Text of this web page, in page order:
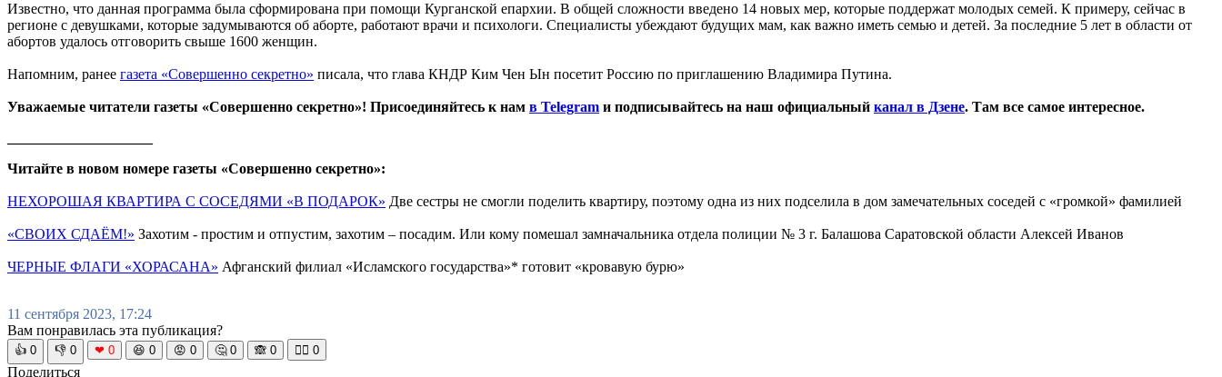
Известно, что данная программа была сформирована при помощи Курганской епархии. В общей сложности введено 14 новых мер, которые поддержат молодых семей. К примеру, сейчас в
регионе с девушками, которые задумываются об аборте, работают врачи и психологи. Специалисты убеждают будущих мам, как важно иметь семью и детей. За последние 5 лет в области от
абортов удалось отговорить свыше 1600 женщин.
Напомним, ранее газета «Совершенно секретно» писала, что глава КНДР Ким Чен Ын посетит Россию по приглашению Владимира Путина.
Уважаемые читатели газеты «Совершенно секретно»! Присоединяйтесь к нам в Telegram и подписывайтесь на наш официальный канал в Дзене. Там все самое интересное.
Читайте в новом номере газеты «Совершенно секретно»:
НЕХОРОШАЯ КВАРТИРА С СОСЕДЯМИ «В ПОДАРОК» Две сестры не смогли поделить квартиру, поэтому одна из них подселила в дом замечательных соседей с «громкой» фамилией
«СВОИХ СДАЁМ!» Захотим - простим и отпустим, захотим – посадим. Или кому помешал замначальника отдела полиции № 3 г. Балашова Саратовской области Алексей Иванов
ЧЕРНЫЕ ФЛАГИ «ХОРАСАНА» Афганский филиал «Исламского государства»* готовит «кровавую бурю»
11 сентября 2023, 17:24
Вам понравилась эта публикация?
👍 0 👎 0 ❤ 0 😆 0 😡 0 🤔 0 🙈 0 🧘‍♀️ 0
Поделиться